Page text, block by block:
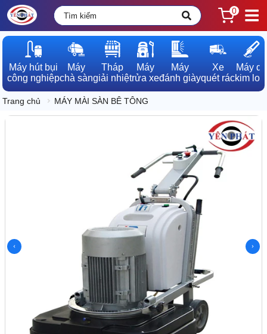
0
Máy hút bụi
công nghiệp
Máy
chà sàn
Tháp
giải nhiệt
Máy
rửa xe
Máy
đánh giày
Xe
quét rác
Máy dò
kim loại
Trang chủ MÁY MÀI SÀN BÊ TÔNG